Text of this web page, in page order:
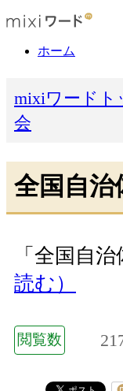
ホーム
mixiワードト
会
全国自治
「全国自
読む）
閲覧数